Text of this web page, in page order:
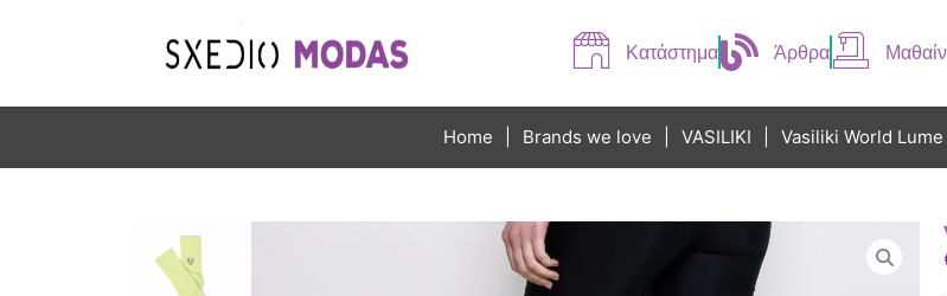
Κατάστημα Άρθρα
Home Brands we love VASILIKI Vasiliki World